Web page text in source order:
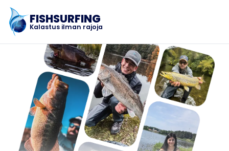
FISHSURFING
Kalastus ilman rajoja
Rekisteröinti
Etusivu
Blogi